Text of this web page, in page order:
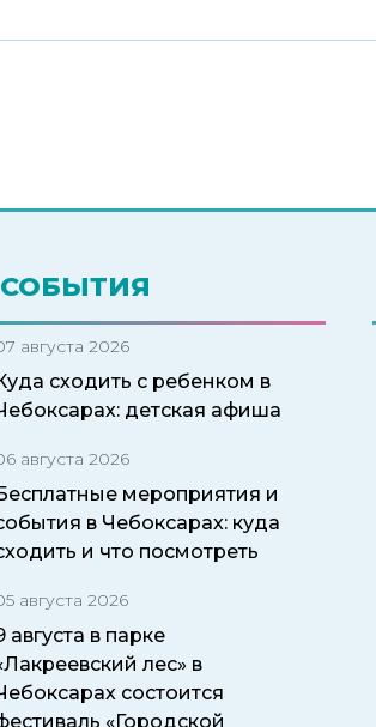
СОБЫТИЯ
августа 2026
сходить с ребенком в
детская афиша
августа 2026
мероприятия и
в Чебоксарах: куда
и что посмотреть
августа 2026
августа в парке
лес» в
состоится
«Городской